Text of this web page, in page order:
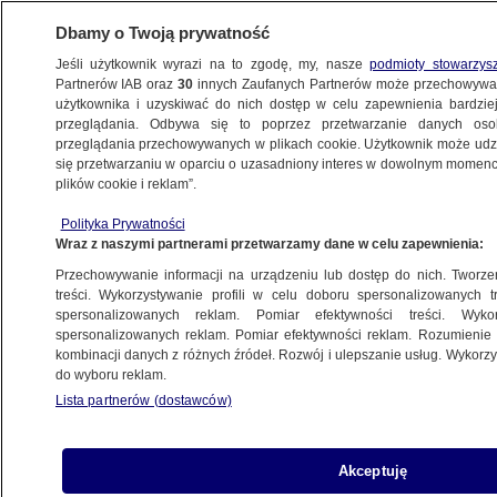
TVN24 PO UKRAIŃSKU
довіри для дітей та молоді 116 111
16.12.2023, 12:56
Udostępnij
Dbamy o Twoją prywatność
Jeśli użytkownik wyrazi na to zgodę, my, naszepodmioty
Partnerów IAB oraz30 innych Zaufanych Partnerów może
użytkownika i uzyskiwać do nich dostęp w celu zapewnienia
przeglądania. Odbywa się to poprzez przetwarzanie danych
przeglądania przechowywanych w plikach cookie. Użytkownik może
się przetwarzaniu w oparciu o uzasadniony interes w dowolnym
plików cookie i reklam”.
Polityka Prywatności
Wraz z naszymi partnerami przetwarzamy dane w celu zapewnienia:
Przechowywanie informacji na urządzeniu lub dostęp do nich.
treści. Wykorzystywanie profili w celu doboru spersonalizowanych
spersonalizowanych reklam. Pomiar efektywności treści.
spersonalizowanych reklam. Pomiar efektywności reklam.
kombinacji danych z różnych źródeł. Rozwój i ulepszanie usług.
do wyboru reklam.
Lista partnerów (dostawców)
Akceptuję